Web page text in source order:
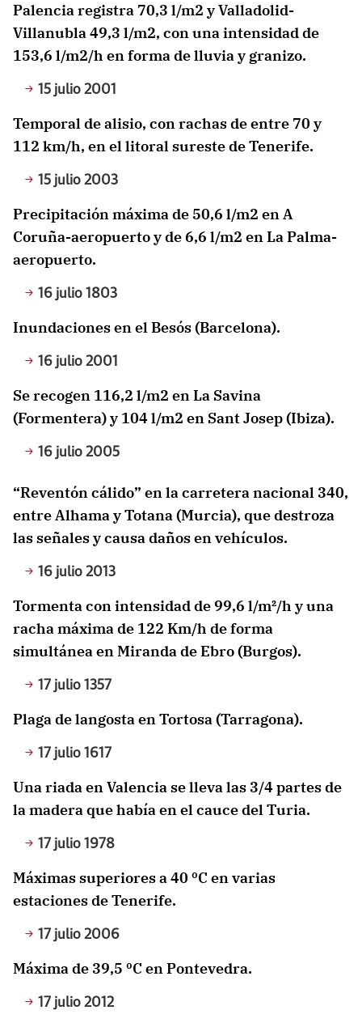
Palencia registra 70,3 l/m2 y Valladolid-
Villanubla 49,3 l/m2, con una intensidad de
153,6 l/m2/h en forma de lluvia y granizo.
15 julio 2001
Temporal de alisio, con rachas de entre 70 y
112 km/h, en el litoral sureste de Tenerife.
15 julio 2003
Precipitación máxima de 50,6 l/m2 en A
Coruña-aeropuerto y de 6,6 l/m2 en La Palma-
aeropuerto.
16 julio 1803
Inundaciones en el Besós (Barcelona).
16 julio 2001
Se recogen 116,2 l/m2 en La Savina
(Formentera) y 104 l/m2 en Sant Josep (Ibiza).
16 julio 2005
“Reventón cálido” en la carretera nacional 340,
entre Alhama y Totana (Murcia), que destroza
las señales y causa daños en vehículos.
16 julio 2013
Tormenta con intensidad de 99,6 l/m²/h y una
racha máxima de 122 Km/h de forma
simultánea en Miranda de Ebro (Burgos).
17 julio 1357
Plaga de langosta en Tortosa (Tarragona).
17 julio 1617
Una riada en Valencia se lleva las 3/4 partes de
la madera que había en el cauce del Turia.
17 julio 1978
Máximas superiores a 40 ºC en varias
estaciones de Tenerife.
17 julio 2006
Máxima de 39,5 ºC en Pontevedra.
17 julio 2012